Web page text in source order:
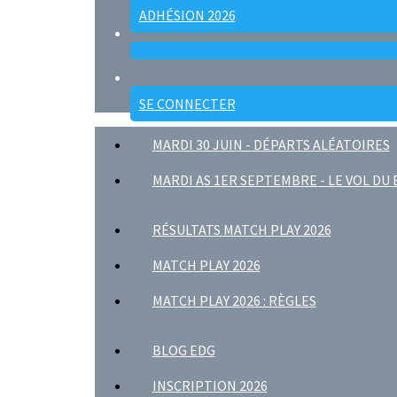
ADHÉSION 2026
SE CONNECTER
MARDI 30 JUIN - DÉPARTS ALÉATOIRES
MARDI AS 1ER SEPTEMBRE - LE VOL DU
RÉSULTATS MATCH PLAY 2026
MATCH PLAY 2026
MATCH PLAY 2026 : RÈGLES
BLOG EDG
INSCRIPTION 2026